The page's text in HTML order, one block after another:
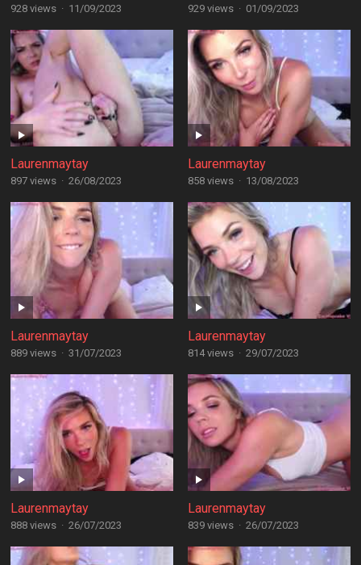
928 views · 11/09/2023 929 views · 01/09/2023
Laurenmaytay
897 views · 26/08/2023
Laurenmaytay
858 views · 13/08/2023
Laurenmaytay
889 views · 31/07/2023
Laurenmaytay
814 views · 29/07/2023
Laurenmaytay
888 views · 26/07/2023
Laurenmaytay
839 views · 26/07/2023